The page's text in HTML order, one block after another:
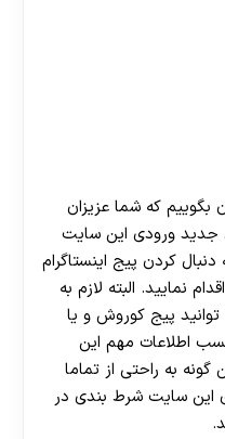
بگوییم که شما عزیزان
جدید ورودی این سایت
کردن پیج اینستاگرام
نمایید. البته لازم به
پیج کوروش و یا
اطلاعات مهم این
به راحتی از تماما
این سایت شرط بندی در